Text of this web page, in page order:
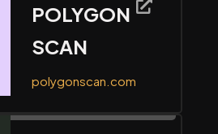
POLYGON
SCAN
polygonscan.com